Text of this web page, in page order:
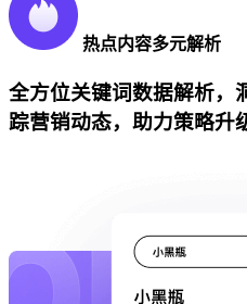
热点内容多元解析
全方位关键词数据解析，
踪营销动态，助力策略升